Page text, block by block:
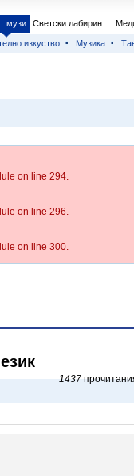
музи Светски лабиринт
изкуство Музика
on line 294.
on line 296.
on line 300.
1437